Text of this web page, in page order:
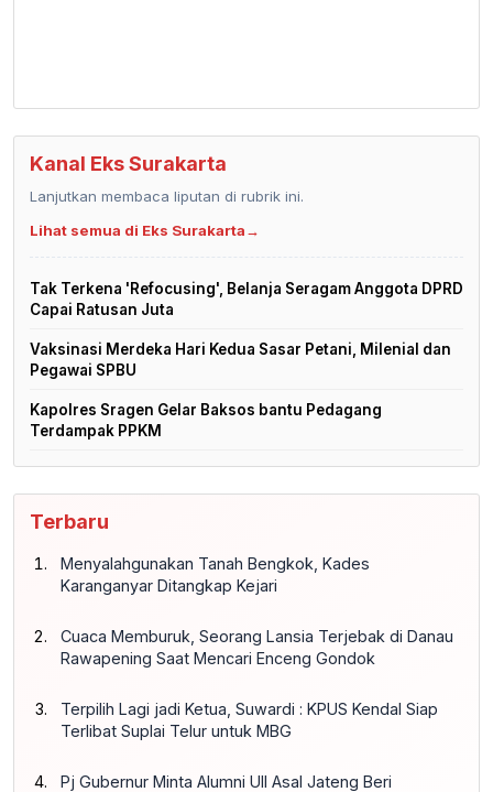
Kanal Eks Surakarta
Lanjutkan membaca liputan di rubrik ini.
Lihat semua di Eks Surakarta→
Tak Terkena 'Refocusing', Belanja Seragam Anggota DPRD
Capai Ratusan Juta
Vaksinasi Merdeka Hari Kedua Sasar Petani, Milenial dan
Pegawai SPBU
Kapolres Sragen Gelar Baksos bantu Pedagang
Terdampak PPKM
Terbaru
Menyalahgunakan Tanah Bengkok, Kades
Karanganyar Ditangkap Kejari
Cuaca Memburuk, Seorang Lansia Terjebak di Danau
Rawapening Saat Mencari Enceng Gondok
Terpilih Lagi jadi Ketua, Suwardi : KPUS Kendal Siap
Terlibat Suplai Telur untuk MBG
Pj Gubernur Minta Alumni UII Asal Jateng Beri